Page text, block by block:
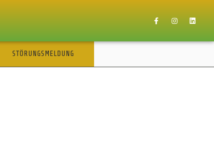
STÖRUNGSMELDUNG